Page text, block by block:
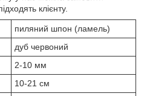
клієнту.
пиляний шпон (ламель)
дуб червоний
2-10 мм
10-21 см